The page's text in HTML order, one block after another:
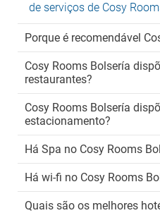
de serviços de Cosy
Porque é recomendável
Cosy Rooms Bolsería
restaurantes?
Cosy Rooms Bolsería
estacionamento?
Há Spa no Cosy Rooms
Há wi-fi no Cosy Rooms
Quais são os melhores